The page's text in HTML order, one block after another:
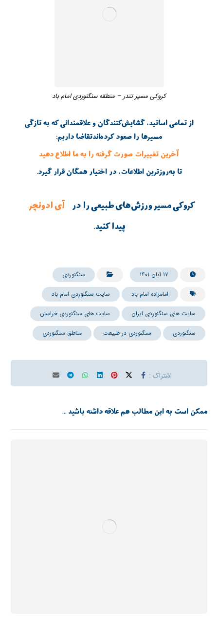
کروکی مسیر تندر – منطقه سنگنوردی امام باد
از تمامی اساتید، گشایش‌کنندگان و علاقمندانی که به تازگی
مسیرها را صعود کرده‌اندتقاضا داریم:
آخرین تغییرات صورت گرفته را به ما اطلاع دهید
تا به‌روزترین اطلاعات، در اختیار همگان قرار گیرد.
کروکی مسیر ورزش‌های طبیعی را در
آی ادونچر
پیدا کنید.
۱۷ آبان ۱۴۰۱ سنگنوردی
امامزاده امام باد سایت سنگنوردی امام باد
سایت های سنگنوردی ایران سایت های سنگنوردی خراسان
سنگنوردی سنگنوردی در طبیعت مناطق سنگنوردی
ممکن است به این مطالب هم علاقه داشته باشید ...